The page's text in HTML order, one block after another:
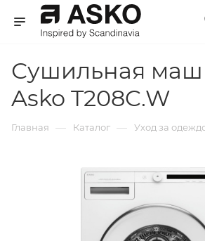
Сушильная
Asko T208C.W
Главная — Каталог — Уход за